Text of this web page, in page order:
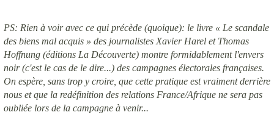
PS: Rien à voir avec ce qui précède (quoique): le livre « Le scandale
des biens mal acquis » des journalistes Xavier Harel et Thomas
Hoffnung (éditions La Découverte) montre formidablement l'envers
noir (c'est le cas de le dire...) des campagnes électorales françaises.
On espère, sans trop y croire, que cette pratique est vraiment derrière
nous et que la redéfinition des relations France/Afrique ne sera pas
oubliée lors de la campagne à venir...